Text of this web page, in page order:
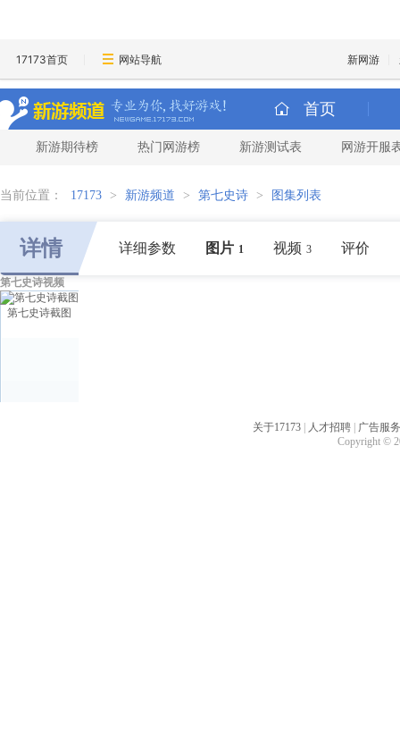
17173首页 网站导航 新网游
首页
新游期待榜 热门网游榜 新游测试表 网游开服
当前位置： 17173 > 新游频道 > 第七史诗 > 图集列表
详情 详细参数 图片 1 视频 3 评价
第七史诗视频
第七史诗截图
关于17173 人才招聘
广告服务
Copyright ©